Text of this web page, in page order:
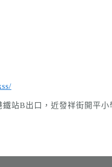
站B出口，近發祥街開平小